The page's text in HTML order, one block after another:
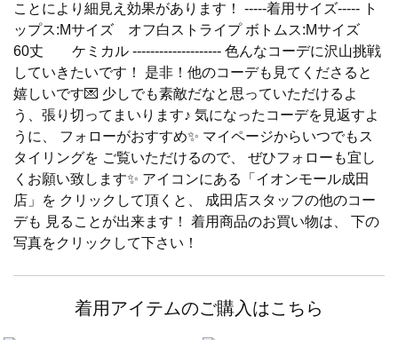
ことにより細見え効果があります！ -----着用サイズ----- ト
ップス:Mサイズ オフ白ストライプ ボトムス:Mサイズ
60丈 ケミカル -------------------- 色んなコーデに沢山挑戦
していきたいです！ 是非！他のコーデも見てくださると
嬉しいです💌 少しでも素敵だなと思っていただけるよ
う、張り切ってまいります♪ 気になったコーデを見返すよ
うに、 フォローがおすすめ✨ マイページからいつでもス
タイリングを ご覧いただけるので、 ぜひフォローも宜し
くお願い致します✨ アイコンにある「イオンモール成田
店」を クリックして頂くと、 成田店スタッフの他のコー
デも 見ることが出来ます！ 着用商品のお買い物は、 下の
写真をクリックして下さい！
着用アイテムのご購入はこちら